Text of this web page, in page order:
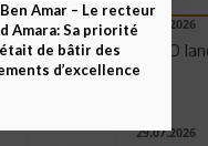
04.08.2026
OPPO
...
29.07.2026
Amar – Le recteur
Amara: Sa priorité
de bâtir des
d’excellence